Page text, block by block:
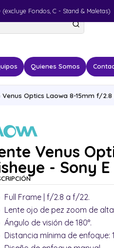
Quienes Somos
Fondos, C - Stand & Maletas)
Venus Optics Laowa 8-15mm f/2.8
Venus
- Sony E
Full Frame | f/2.8 a f/22.
Lente ojo de pez zoom de
Ángulo de visión de 180°.
Distancia mínima de enfoque: